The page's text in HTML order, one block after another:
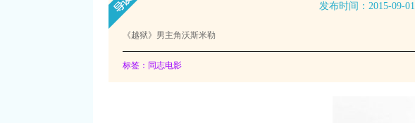
发布时间：2015-09-01
《越狱》男主角沃斯米勒
标签：同志电影